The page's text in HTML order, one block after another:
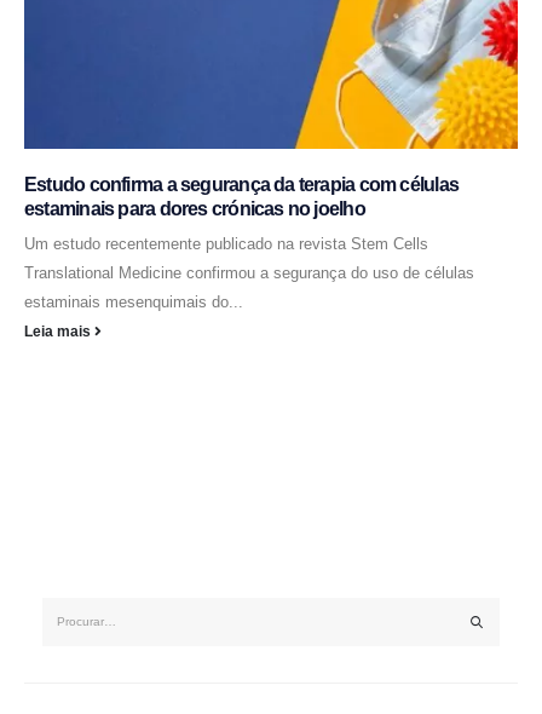
Estudo confirma a segurança da terapia com células
estaminais para dores crónicas no joelho
Um estudo recentemente publicado na revista Stem Cells
Translational Medicine confirmou a segurança do uso de células
estaminais mesenquimais do...
Leia mais